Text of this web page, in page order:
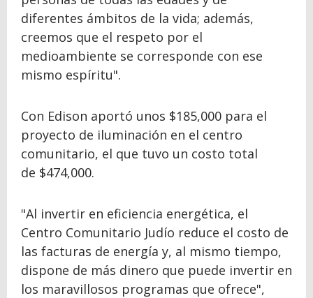
diferentes ámbitos de la vida; además,
creemos que el respeto por el
medioambiente se corresponde con ese
mismo espíritu".
Con Edison aportó unos $185,000 para el
proyecto de iluminación en el centro
comunitario, el que tuvo un costo total
de $474,000.
"Al invertir en eficiencia energética, el
Centro Comunitario Judío reduce el costo de
las facturas de energía y, al mismo tiempo,
dispone de más dinero que puede invertir en
los maravillosos programas que ofrece",